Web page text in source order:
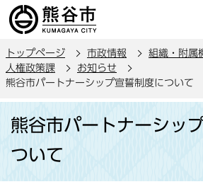
の
ー
ジ
トップページ 市政情報 組織・附属
人権政策課
お知らせ
熊谷市パートナーシップ宣誓制度について
か
熊谷市パートナーシッ
ついて